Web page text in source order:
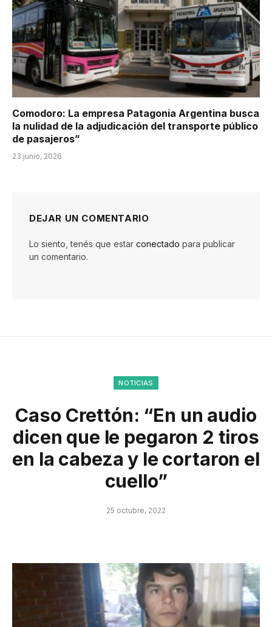
Comodoro: La empresa Patagonia Argentina busca
la nulidad de la adjudicación del transporte público
de pasajeros”
23 junio, 2026
DEJAR UN COMENTARIO
Lo siento, tenés que estar conectado para publicar
un comentario.
NOTICIAS
Caso Crettón: “En un audio
dicen que le pegaron 2 tiros
en la cabeza y le cortaron el
cuello”
25 octubre, 2022